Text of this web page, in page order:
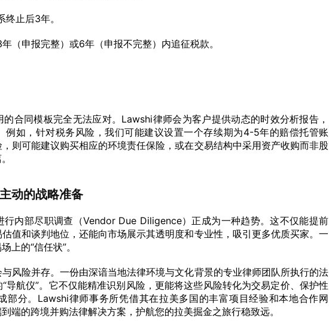
止后3年。
（申报完整）或6年（申报不完整）内追征税款。
合同模板完全无法应对。Lawshi律师会为客户提供动态的时效分析报告，
例如，针对税务风险，我们可能建议设置一个存续期为4-5年的赔偿托管账
则可能建议购买相应的环境责任保险，或在交易结构中采用资产收购而非股
动的战略准备
行内部尽职调查（Vendor Due Diligence）正成为一种趋势。这不仅能提前
值和谈判地位，还能向市场展示其透明度和专业性，吸引更多优质买家。一
上的“信任状”。
风险并存。一份由深谙当地法律环境与文化背景的专业律师团队所执行的法
导航仪”。它不仅能精准识别风险，更能将这些风险转化为交易定价、保护性
部分。Lawshi律师事务所凭借其在拉美多国的丰富项目经验和本地合作网
端的跨境并购法律解决方案，护航您的拉美掘金之旅行稳致远。